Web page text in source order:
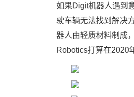
如果Digit机器人遇到
驶车辆无法找到解决
器人由轻质材料制成
Robotics打算在2020